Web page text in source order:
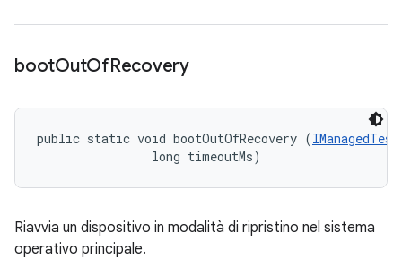
bootOutOfRecovery
public static void bootOutOfRecovery (
                long timeoutMs)
Riavvia un dispositivo in modalità di ripristino nel sistema
operativo principale.